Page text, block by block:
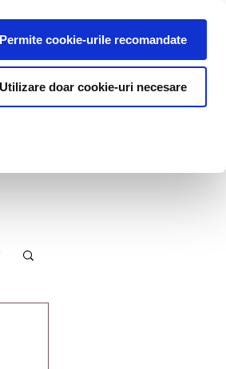
Permite cookie-urile recomandate
Utilizare doar cookie-uri necesare